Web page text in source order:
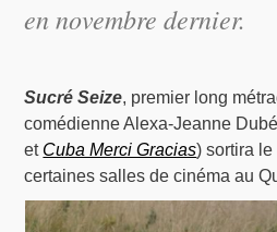
en novembre dernier.
Sucré Seize, premier long
comédienne Alexa-Jeanne
et Cuba Merci Gracias) sortira
certaines salles de cinéma au